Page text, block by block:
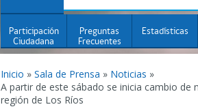
Participación
Ciudadana
Preguntas
Frecuentes
Estadísticas
Inicio » Sala de Prensa » Noticias »
A partir de este sábado se inicia cambio
región de Los Ríos